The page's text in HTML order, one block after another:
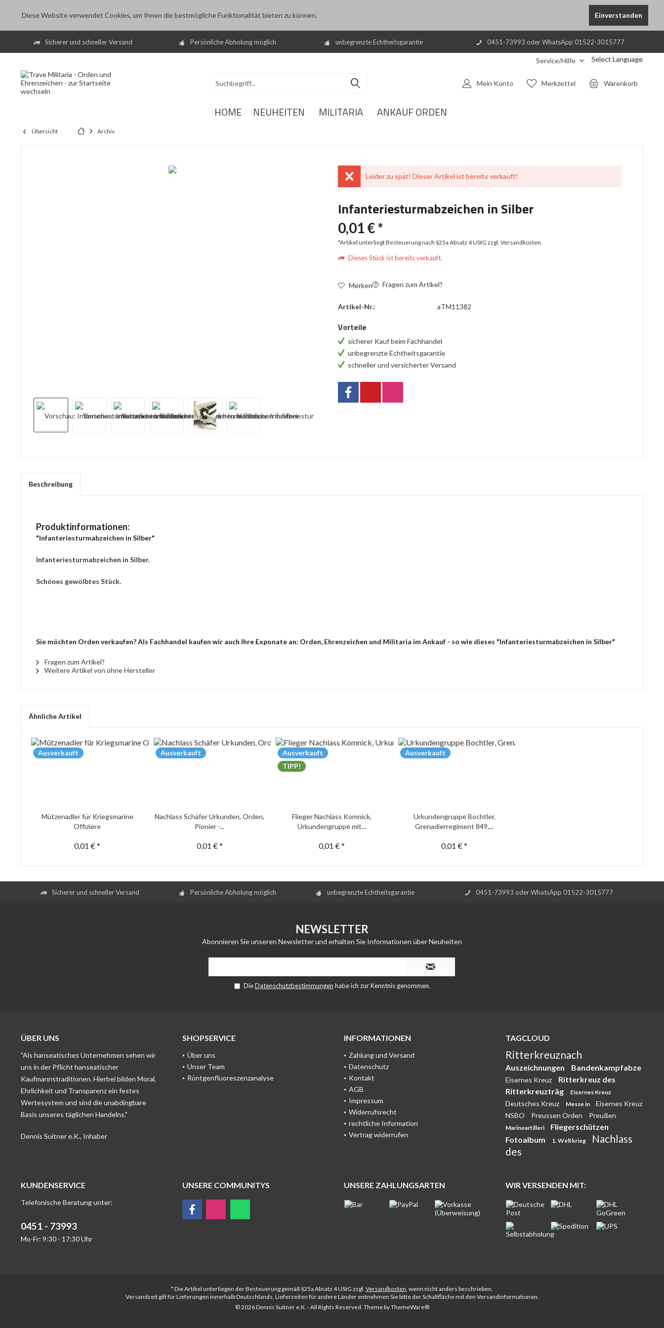
Diese Website verwendet Cookies, um Ihnen die bestmögliche Funktionalität bieten zu können. Einverstanden
Sicherer und schneller Versand Persönliche Abholung möglich unbegrenzte Echtheitsgarantie 0451-73993 oder WhatsApp 01522-3015777
Service/Hilfe Select Language
Warenkorb
Merkzettel
Mein Konto
HOME NEUHEITEN MILITARIA ANKAUF ORDEN
Übersicht Archiv
Leider zu spät! Dieser Artikel ist bereits verkauft!
Infanteriesturmabzeichen in Silber
0,01 € *
*Artikel unterliegt Besteuerung nach §25a Absatz 4 UStGzzgl. Versandkosten
Dieses Stück ist bereits verkauft.
Merken Fragen zum Artikel?
Artikel-Nr.: aTM11382
Vorteile
sicherer Kauf beim Fachhandel
unbegrenzte Echtheitsgarantie
schneller und versicherter Versand
Beschreibung
Produktinformationen:
"Infanteriesturmabzeichen in Silber"
Infanteriesturmabzeichen in Silber.
Schönes gewölbtes Stück.
Sie möchten Orden verkaufen? Als Fachhandel kaufen wir auch Ihre Exponate an: Orden, Ehrenzeichen und Militaria im Ankauf - so wie dieses "Infanteriesturmabzeichen in Silber"
Fragen zum Artikel?
Weitere Artikel von ohne Hersteller
Ähnliche Artikel
Ausverkauft
Mützenadler für Kriegsmarine
Offiziere
0,01 € *
Ausverkauft
Nachlass Schäfer Urkunden, Orden,
Pionier -...
0,01 € *
Ausverkauft
TIPP!
Flieger Nachlass Komnick,
Urkundengruppe mit...
0,01 € *
Ausverkauft
Urkundengruppe Bochtler,
Grenadierregiment 849,...
0,01 € *
Sicherer und schneller Versand Persönliche Abholung möglich unbegrenzte Echtheitsgarantie 0451-73993 oder WhatsApp 01522-3015777
NEWSLETTER
Abonnieren Sie unseren Newsletter und erhalten Sie Informationen über Neuheiten
DieDatenschutzbestimmungen habe ich zur Kenntnis genommen.
ÜBER UNS
"Als hanseatisches Unternehmen sehen wir
uns in der Pflicht hanseatischer
Kaufmannstraditionen. Hierbei bilden Moral,
Ehrlichkeit und Transparenz ein festes
Wertesystem und sind die unabdingbare
Basis unseres täglichen Handelns."
Dennis Suitner e.K., Inhaber
SHOPSERVICE
Über uns
Unser Team
Röntgenfluoreszenzanalyse
INFORMATIONEN
Zahlung und Versand
Datenschutz
Kontakt
AGB
Impressum
Widerrufsrecht
rechtliche Information
Vertrag widerrufen
TAGCLOUD
Ritterkreuznach
Auszeichnungen Bandenkampfabze
Eisernes Kreuz
Ritterkreuz des
Ritterkreuzträg
Eisernes Kreuz
Deutsches Kreuz Messe in
Eisernes Kreuz
NSBO
Preussen Orden Preußen
Marineartilleri
Fliegerschützen
Fotoalbum
1. Weltkrieg
Nachlass
des
KUNDENSERVICE
Telefonische Beratung unter:
0451 - 73993
Mo-Fr: 9:30 - 17:30 Uhr
UNSERE COMMUNITYS UNSERE ZAHLUNGSARTEN WIR VERSENDEN MIT:
* Die Artikel unterliegen der Besteuerung gemäß §25a Absatz 4 UStG zzgl. Versandkosten, wenn nicht anders beschrieben.
Versandzeit gilt für Lieferungen innerhalb Deutschlands, Lieferzeiten für andere Länder entnehmen Sie bitte der Schaltfläche mit den Versandinformationen.
© 2026 Dennis Suitner e.K. - All Rights Reserved. Theme byThemeWare®